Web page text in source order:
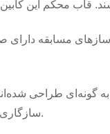
مسابقه
گونه‌ای طراحی
سازگاری به کاربران امکان می‌دهد تا تنظیمات سفارشی‌سازی شده‌ای را ایجاد کنند که متناسب با ترجیحات و سبک بازی آنها باشد.